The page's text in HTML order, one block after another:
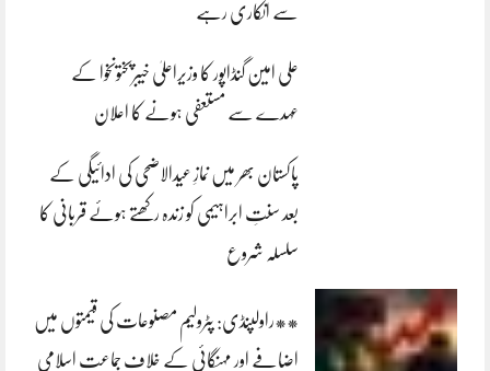
سے انکاری رہے
علی امین گنڈاپور کا وزیراعلیٰ خیبرپختونخوا کے
عہدے سے مستعفی ہونے کا اعلان
پاکستان بھر میں نمازِ عیدالاضحی کی ادائیگی کے
بعد سنتِ ابراہیمی کو زندہ رکھتے ہوئے قربانی کا
سلسلہ شروع
**راولپنڈی: پٹرولیم مصنوعات کی قیمتوں میں
اضافے اور مہنگائی کے خلاف جماعت اسلامی